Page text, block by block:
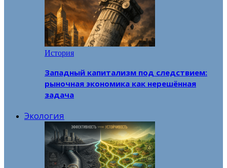
История
Западный капитализм под следствием:
рыночная экономика как нерешённая
задача
Экология